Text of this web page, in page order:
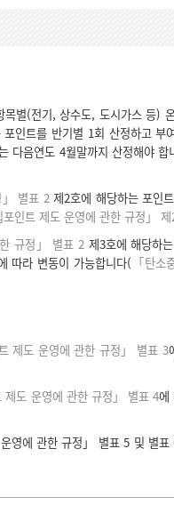
별(전기, 상수도, 도시가스 등)
인트를 반기별 1회 산정하고 부
다음연도 4월말까지 산정해야 합
」 별표 2제2호에 해당하는 포인
포인트 제도 운영에 관한 규정」
규정」 별표 2제3호에 해당하
따라 변동이 가능합니다( 「탄
제도 운영에 관한 규정」 별표 3
제도 운영에 관한 규정」 별표 4에
영에 관한 규정」 별표 5 및 별표